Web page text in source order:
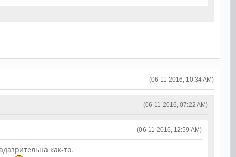
(06-11-2016, 10:34 AM)
(06-11-2016, 07:22 AM)
(06-11-2016, 12:59 AM)
как-то.